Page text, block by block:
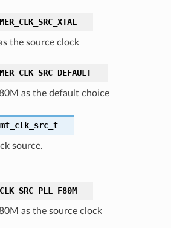
the source clock
as the default choice
source.
as the source clock